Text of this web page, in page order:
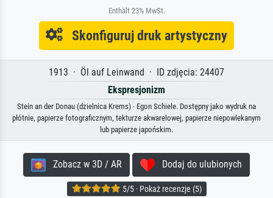
Enthält 23% MwSt.
Skonfiguruj druk artystyczny
1913 · Öl auf Leinwand · ID zdjęcia: 24407
Ekspresjonizm
Stein an der Donau (dzielnica Krems) · Egon Schiele. Dostępny jako wydruk na
płótnie, papierze fotograficznym, tekturze akwarelowej, papierze niepowlekanym
lub papierze japońskim.
Zobacz w 3D / AR Dodaj do ulubionych
5/5 · Pokaż recenzje (5)